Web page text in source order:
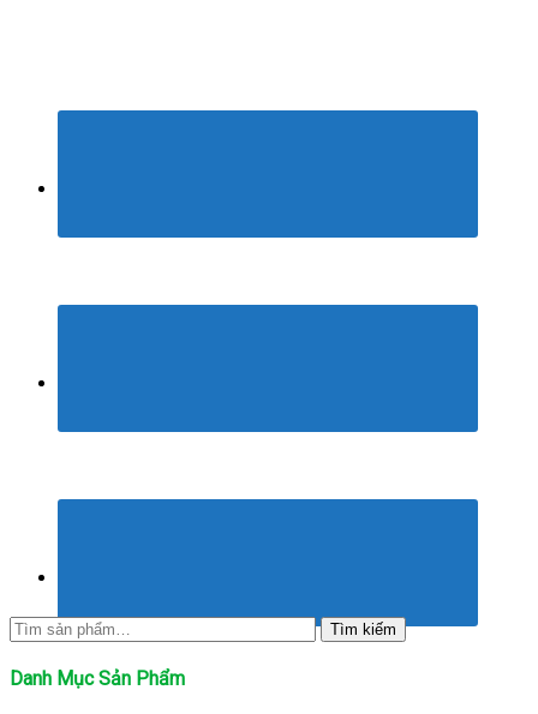
Tìm
kiếm:
Tìm kiếm
Danh Mục Sản Phẩm